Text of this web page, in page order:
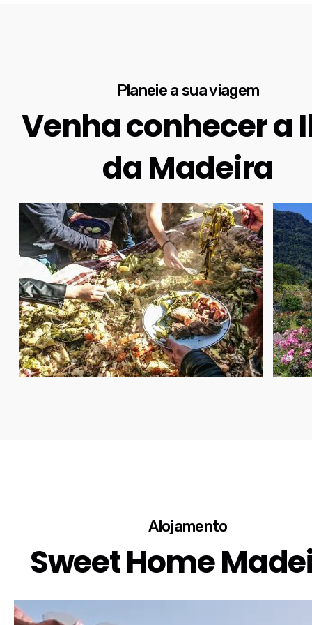
Planeie a sua viagem
Venha conhecer a
da Madeira
Alojamento
Sweet Home